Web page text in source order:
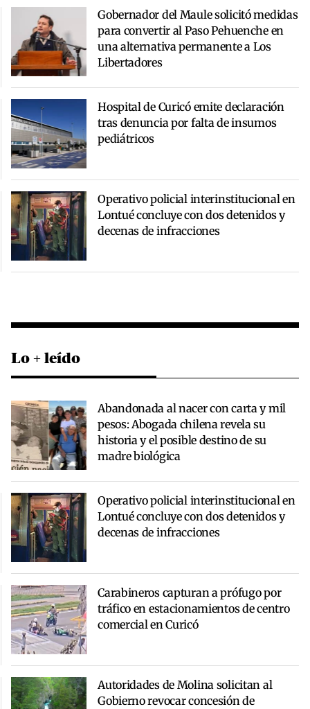
Gobernador del Maule solicitó medidas
para convertir al Paso Pehuenche en
una alternativa permanente a Los
Libertadores
Hospital de Curicó emite declaración
tras denuncia por falta de insumos
pediátricos
Operativo policial interinstitucional en
Lontué concluye con dos detenidos y
decenas de infracciones
Lo + leído
Abandonada al nacer con carta y mil
pesos: Abogada chilena revela su
historia y el posible destino de su
madre biológica
Operativo policial interinstitucional en
Lontué concluye con dos detenidos y
decenas de infracciones
Carabineros capturan a prófugo por
tráfico en estacionamientos de centro
comercial en Curicó
Autoridades de Molina solicitan al
Gobierno revocar concesión de